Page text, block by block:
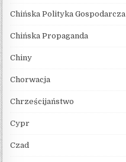
Chińska Polityka Gospodarcza
Chińska Propaganda
Chiny
Chorwacja
Chrześcijaństwo
Cypr
Czad